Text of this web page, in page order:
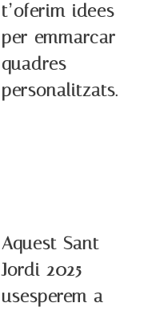
t’oferim idees
per emmarcar
quadres
personalitzats.
Aquest Sant
Jordi 2025
usesperem a